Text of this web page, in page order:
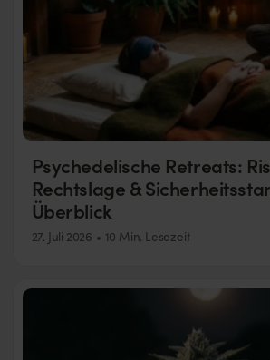
Psychedelische Retreats:
Rechtslage &
Überblick
27. Juli 2026 10 Min. Lesezeit